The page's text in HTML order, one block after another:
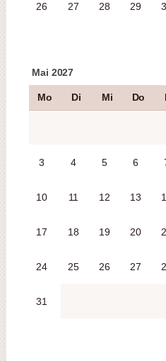
26 27 28 29
Mai 2027
Mo Di Mi Do
3 4 5 6
10 11 12 13
17 18 19 20
24 25 26 27
31